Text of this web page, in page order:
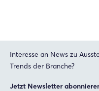
Interesse an News zu
Trends der Branche?
Jetzt Newsletter
Noch